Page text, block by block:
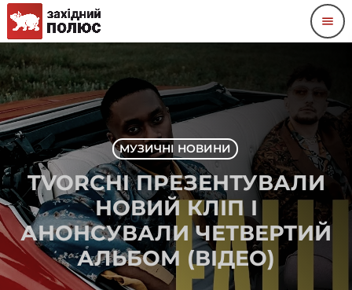
menu
МУЗИЧНІ НОВИНИ
TVORCHI ПРЕЗЕНТУВАЛИ
НОВИЙ КЛІП І
АНОНСУВАЛИ ЧЕТВЕРТИЙ
АЛЬБОМ (ВІДЕО)